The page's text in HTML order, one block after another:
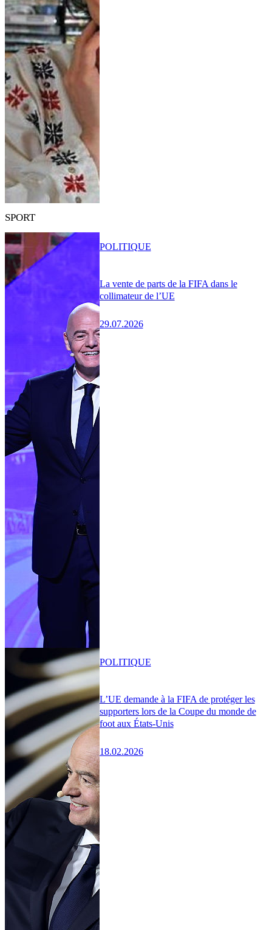
SPORT
La vente de parts de la FIFA dans le
collimateur de l’UE
29.07.2026
POLITIQUE
L’UE demande à la FIFA de protéger les
supporters lors de la Coupe du monde de
foot aux États-Unis
18.02.2026
POLITIQUE